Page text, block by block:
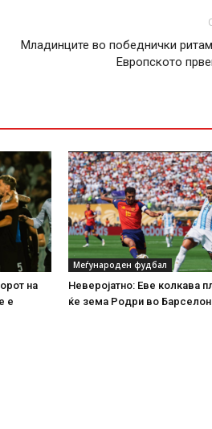
Младинците во победнички
Европското
на
е
Меѓународен фудбал
Неверојатно: Еве колкава
ќе зема Родри во